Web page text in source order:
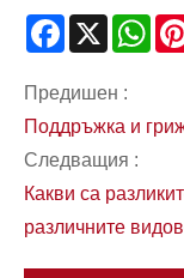
Facebook
X
Предишен :
Поддръжка и
Следващия :
Какви са
различните